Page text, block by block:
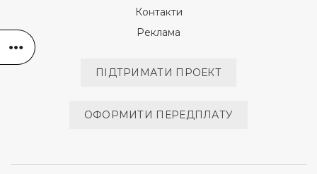
Контакти
Реклама
ПІДТРИМАТИ ПРОЕКТ
ОФОРМИТИ ПЕРЕДПЛАТУ